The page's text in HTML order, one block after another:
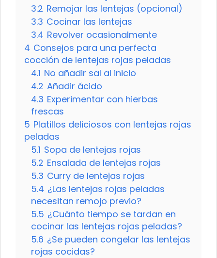
3.2 Remojar las lentejas (opcional)
3.3 Cocinar las lentejas
3.4 Revolver ocasionalmente
4 Consejos para una perfecta
cocción de lentejas rojas peladas
4.1 No añadir sal al inicio
4.2 Añadir ácido
4.3 Experimentar con hierbas
frescas
5 Platillos deliciosos con lentejas rojas
peladas
5.1 Sopa de lentejas rojas
5.2 Ensalada de lentejas rojas
5.3 Curry de lentejas rojas
5.4 ¿Las lentejas rojas peladas
necesitan remojo previo?
5.5 ¿Cuánto tiempo se tardan en
cocinar las lentejas rojas peladas?
5.6 ¿Se pueden congelar las lentejas
rojas cocidas?